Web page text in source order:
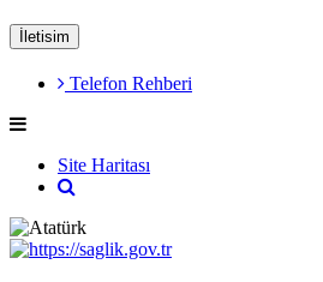
İletisim
Telefon Rehberi
Site Haritası